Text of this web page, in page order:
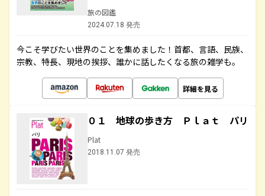
旅の図鑑
2024.07.18 発売
今こそ学びたい世界のことを集めました！首都、言語、民族、
宗教、特長、現地の挨拶、誰かに話したくなる旅の雑学も。
詳細を見る
０１ 地球の歩き方 Ｐｌａｔ パリ
Plat
2018.11.07 発売